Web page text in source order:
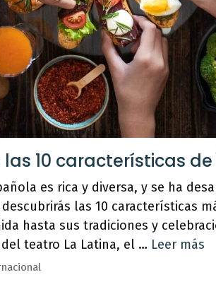
las 10 características
es rica y diversa, y se ha
las 10 características
hasta sus tradiciones y
teatro La Latina, el … Leer más